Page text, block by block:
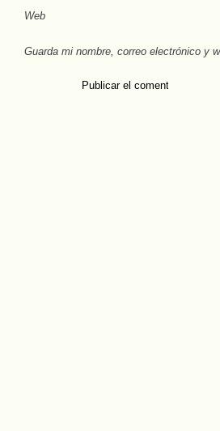
Web
Guarda mi nombre, correo electrónico y